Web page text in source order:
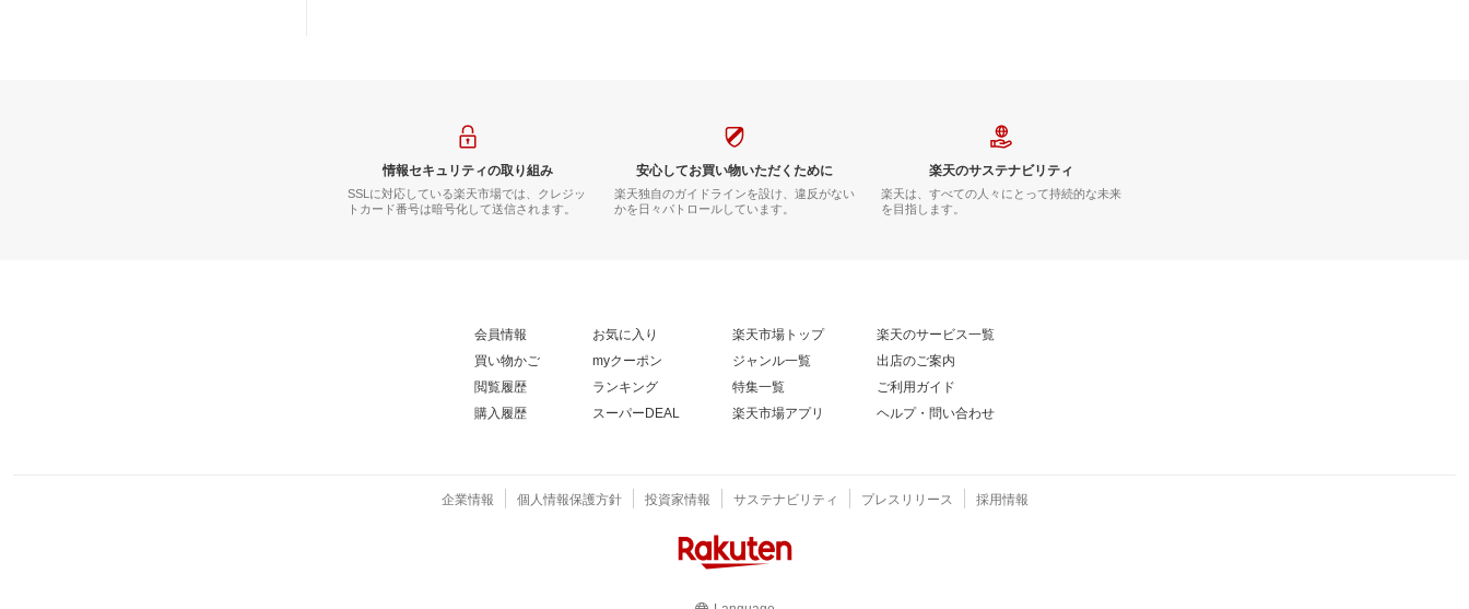
情報セキュリティの取り組み
SSLに対応している楽天市場では、クレジッ
トカード番号は暗号化して送信されます。
安心してお買い物いただくために
楽天独自のガイドラインを設け、違反がない
かを日々パトロールしています。
楽天のサステナビリティ
楽天は、すべての人々にとって持続的な未来
を目指します。
会員情報
買い物かご
閲覧履歴
購入履歴
お気に入り
myクーポン
ランキング
スーパーDEAL
楽天市場トップ
ジャンル一覧
特集一覧
楽天市場アプリ
楽天のサービス一覧
出店のご案内
ご利用ガイド
ヘルプ・問い合わせ
企業情報 個人情報保護方針 投資家情報 サステナビリティ プレスリリース 採用情報